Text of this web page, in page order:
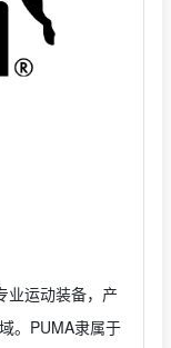
业运动装备，产
。PUMA隶属于